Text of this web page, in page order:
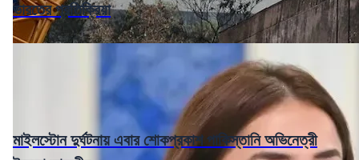
ভারতের প্রতিক্রিয়া
মাইলস্টোন দুর্ঘটনায় এবার শোকপ্রকাশ পাকিস্তানি অভিনেত্রী